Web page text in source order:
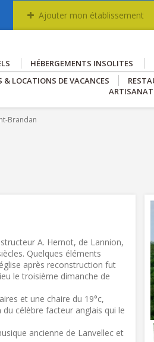
Ajouter mon établissement
HÉBERGEMENTS INSOLITES
& LOCATIONS DE VACANCES
ARTISANAT
Brandan
A. Hernot, de Lannion,
Quelques éléments
après reconstruction fut
le troisième dimanche de
et une chaire du 19°c,
célèbre facteur anglais qui le
ancienne de Lanvellec et